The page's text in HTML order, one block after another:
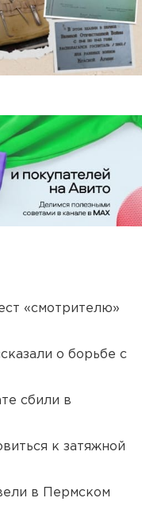
«смотрителю»
о борьбе с
сбили в
к затяжной
в Пермском